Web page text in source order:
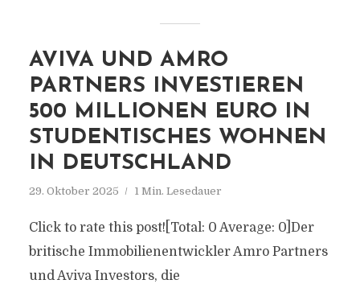
AVIVA UND AMRO
PARTNERS INVESTIEREN
500 MILLIONEN EURO IN
STUDENTISCHES WOHNEN
IN DEUTSCHLAND
29. Oktober 2025 1 Min. Lesedauer
Click to rate this post![Total: 0 Average: 0]Der
britische Immobilienentwickler Amro Partners
und Aviva Investors, die